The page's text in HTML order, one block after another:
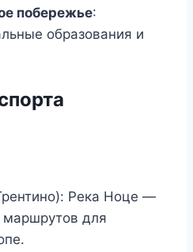
побережье:
образования и
Река Ноце —
маршрутов для